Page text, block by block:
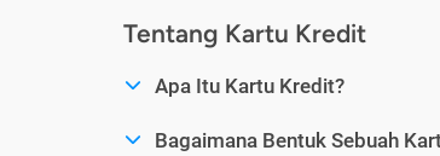
Tentang Kartu Kredit
Apa Itu Kartu Kredit?
Bagaimana Bentuk Sebuah